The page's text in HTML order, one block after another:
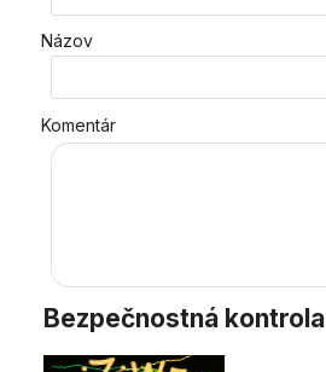
Názov
Komentár
Bezpečnostná kontrola